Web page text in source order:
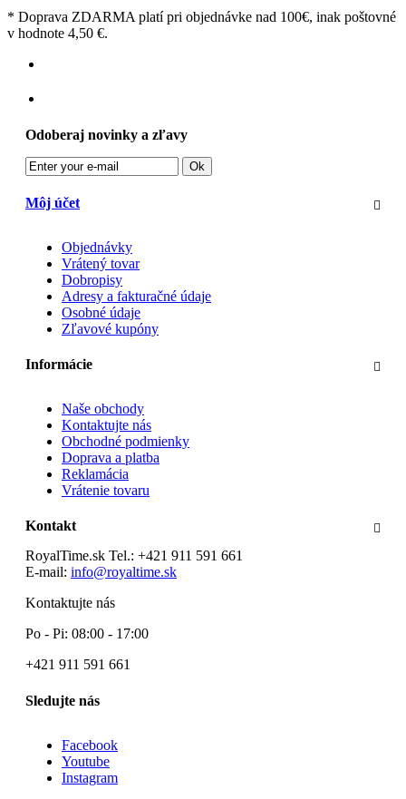
* Doprava ZDARMA platí pri objednávke nad 100€, inak poštovné
v hodnote 4,50 €.
Odoberaj novinky a zľavy
Ok
Môj účet
Objednávky
Vrátený tovar
Dobropisy
Adresy a fakturačné údaje
Osobné údaje
Zľavové kupóny
Informácie
Naše obchody
Kontaktujte nás
Obchodné podmienky
Doprava a platba
Reklamácia
Vrátenie tovaru
Kontakt
RoyalTime.sk Tel.: +421 911 591 661
E-mail: info@royaltime.sk
Kontaktujte nás
Po - Pi: 08:00 - 17:00
+421 911 591 661
Sledujte nás
Facebook
Youtube
Instagram